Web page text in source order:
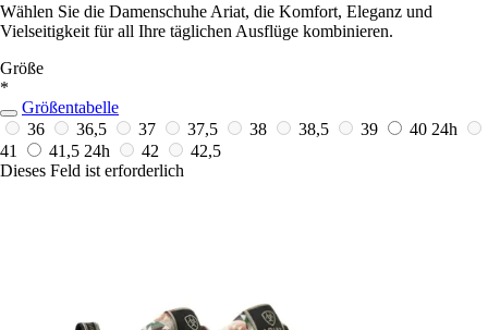
Wählen Sie die Damenschuhe Ariat, die Komfort, Eleganz und
Vielseitigkeit für all Ihre täglichen Ausflüge kombinieren.
Größe
*
Größentabelle
36
36,5 37 37,5 38 38,5 39 40 24h
41
41,5 24h 42
42,5
Dieses Feld ist erforderlich